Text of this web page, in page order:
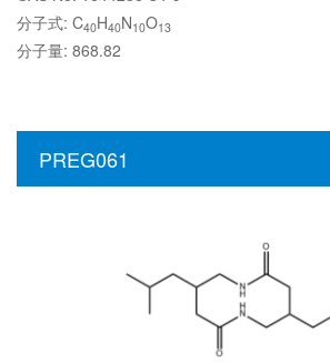
分子式: C40H40N10O13
分子量: 868.82
PREG061